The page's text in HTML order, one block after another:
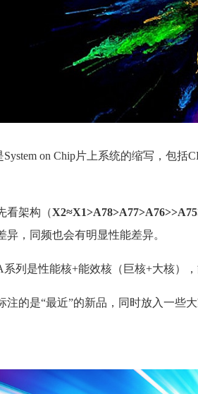
System on Chip片上系统的缩写，包
看架构（
异，同频也会有明显性能差异。
系列是性能核+能效核（巨核+大核）
注的是“最近”的新品，同时放入一些